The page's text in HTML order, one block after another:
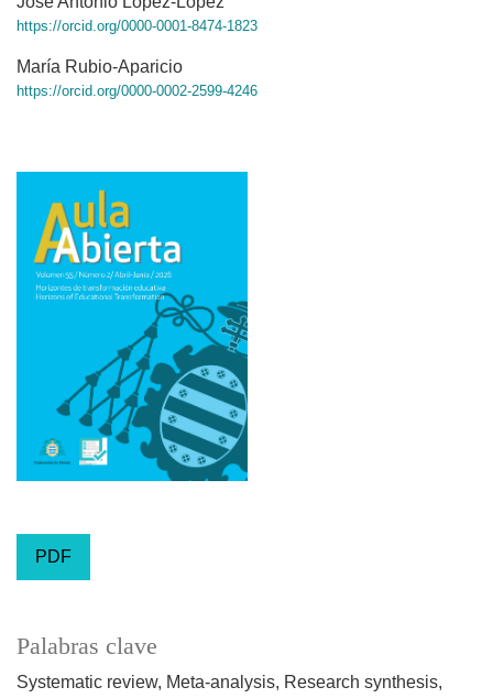
https://orcid.org/0000-0001-8474-1823
María Rubio-Aparicio
https://orcid.org/0000-0002-2599-4246
PDF
Palabras clave
Systematic review Meta-analysis Research synthesis